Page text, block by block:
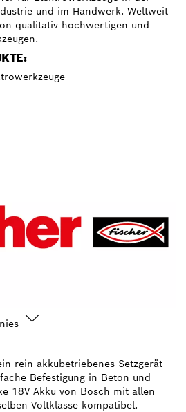
und im Handwerk. Weltweit
qualitativ hochwertigen und
rein akkubetriebenes Setzgerät
Befestigung in Beton und
18V Akku von Bosch mit allen
Voltklasse kompatibel.